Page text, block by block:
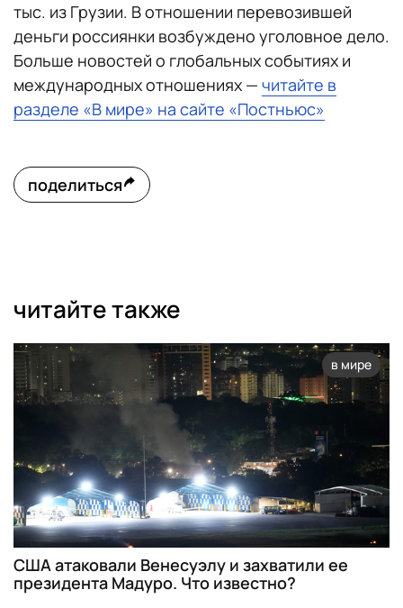
тыс. из Грузии. В отношении перевозившей
деньги россиянки возбуждено уголовное дело.
Больше новостей о глобальных событиях и
международных отношениях — читайте в
разделе «В мире» на сайте «Постньюс»
поделиться
читайте также
в мире
США атаковали Венесуэлу и захватили ее
президента Мадуро. Что известно?